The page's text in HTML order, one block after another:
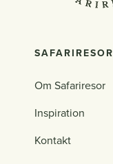
SAFARIRESOR
Om Safariresor
Inspiration
Kontakt